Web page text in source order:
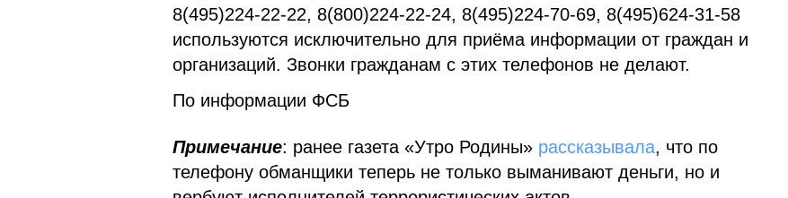
8(495)224-22-22, 8(800)224-22-24, 8(495)224-70-69, 8(495)624-31-58
используются исключительно для приёма информации от граждан и
организаций. Звонки гражданам с этих телефонов не делают.
По информации ФСБ
Примечание: ранее газета «Утро Родины» рассказывала, что по
телефону обманщики теперь не только выманивают деньги, но и